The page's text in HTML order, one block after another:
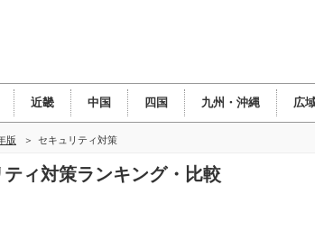
近畿 中国 四国 九州・沖縄 広
版 セキュリティ対策
ティ対策ランキング・比較